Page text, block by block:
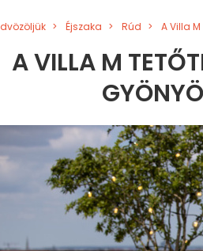
Éjszaka Rúd A Villa
A VILLA M